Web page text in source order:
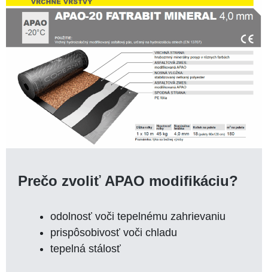
Prečo zvoliť APAO modifikáciu?
odolnosť voči tepelnému zahrievaniu
prispôsobivosť voči chladu
tepelná stálosť